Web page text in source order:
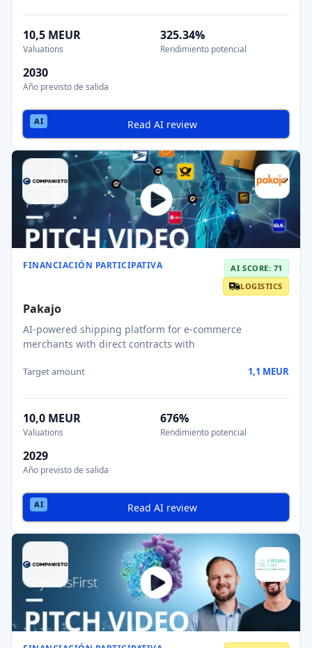
10,5 MEUR
Valuations
325.34%
Rendimiento potencial
2030
Año previsto de salida
Read AI review
FINANCIACIÓN PARTICIPATIVA
AI SCORE: 71
LOGISTICS
Pakajo
AI-powered shipping platform for e-commerce
merchants with direct contracts with
Target amount 1,1 MEUR
10,0 MEUR
Valuations
676%
Rendimiento potencial
2029
Año previsto de salida
Read AI review